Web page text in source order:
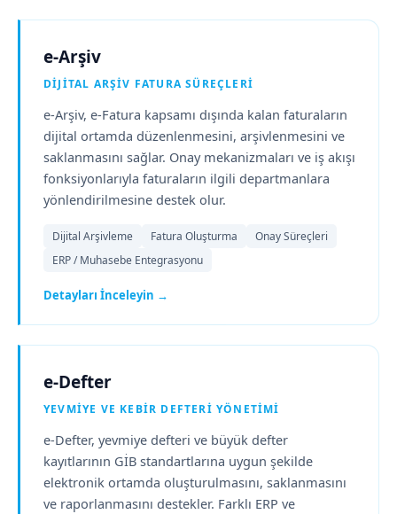
e-Arşiv
DIJITAL ARŞIV FATURA SÜREÇLERI
e-Arşiv, e-Fatura kapsamı dışında kalan faturaların
dijital ortamda düzenlenmesini, arşivlenmesini ve
saklanmasını sağlar. Onay mekanizmaları ve iş akışı
fonksiyonlarıyla faturaların ilgili departmanlara
yönlendirilmesine destek olur.
Dijital Arşivleme Fatura Oluşturma
Onay Süreçleri
ERP / Muhasebe Entegrasyonu
Detayları İnceleyin →
e-Defter
YEVMIYE VE KEBIR DEFTERI YÖNETIMI
e-Defter, yevmiye defteri ve büyük defter
kayıtlarının GİB standartlarına uygun şekilde
elektronik ortamda oluşturulmasını, saklanmasını
ve raporlanmasını destekler. Farklı ERP ve